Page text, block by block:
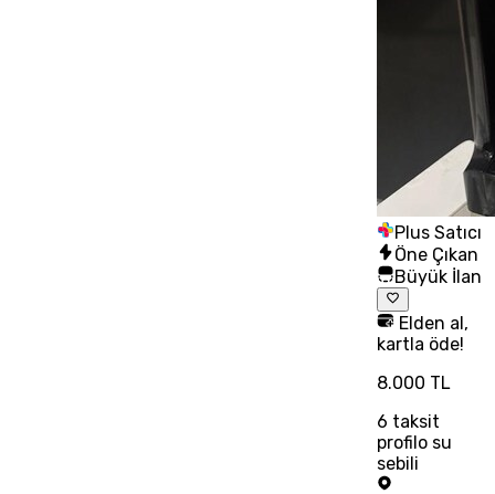
Plus Satıcı
Öne Çıkan
Büyük İlan
Elden al,
kartla öde!
8.000 TL
6 taksit
profilo su
sebili